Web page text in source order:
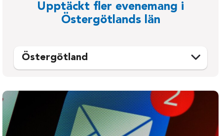
Upptäckt fler evenemang i
Östergötlands län
Östergötland
Finspång Vadstena
Valdermarsvik
Ydre